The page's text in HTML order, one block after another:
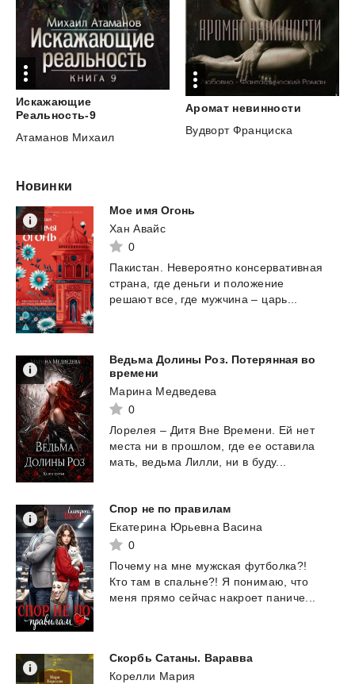
Искажающие
Реальность-9
Атаманов Михаил
Аромат невинности
Вудворт Франциска
Новинки
Мое имя Огонь
Хан Авайс
0
Пакистан. Невероятно консервативная
страна, где деньги и положение
решают все, где мужчина – царь...
Ведьма Долины Роз. Потерянная во
времени
Марина Медведева
0
Лорелея – Дитя Вне Времени. Ей нет
места ни в прошлом, где ее оставила
мать, ведьма Лилли, ни в буду...
Спор не по правилам
Екатерина Юрьевна Васина
0
Почему на мне мужская футболка?!
Кто там в спальне?! Я понимаю, что
меня прямо сейчас накроет паниче...
Скорбь Сатаны. Варавва
Корелли Мария